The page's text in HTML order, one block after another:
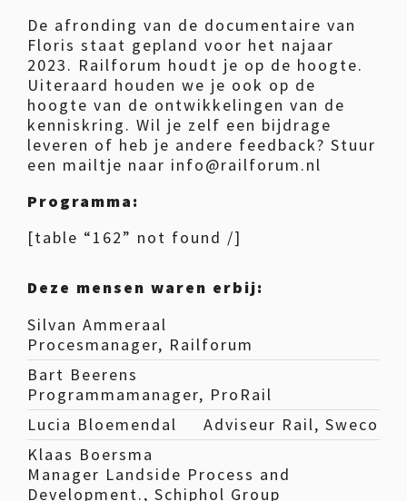
De afronding van de documentaire van
Floris staat gepland voor het najaar
2023. Railforum houdt je op de hoogte.
Uiteraard houden we je ook op de
hoogte van de ontwikkelingen van de
kenniskring. Wil je zelf een bijdrage
leveren of heb je andere feedback? Stuur
een mailtje naar info@railforum.nl
Programma:
[table “162” not found /]
Deze mensen waren erbij:
Silvan Ammeraal
Procesmanager, Railforum
Bart Beerens
Programmamanager, ProRail
Lucia Bloemendal
Adviseur Rail, Sweco
Klaas Boersma
Manager Landside Process and
Development., Schiphol Group